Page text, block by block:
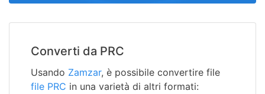
Converti da PRC
Usando Zamzar, è possibile convertire file
file PRC in una varietà di altri formati: